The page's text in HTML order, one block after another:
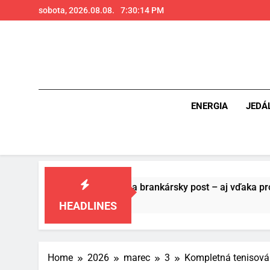
to
sobota, 2026.08.08. 7:30:15 PM
ENERGIA
HEADLINES
futbal a brankársky post – aj vďaka produktom z Temu
Home 2026 marec 3 Kompletná